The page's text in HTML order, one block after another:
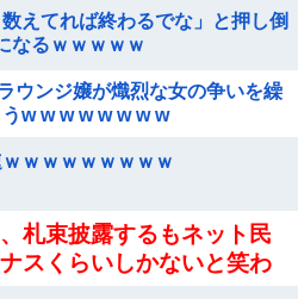
えてれば終わるでな」と押し倒
なるｗｗｗｗｗ
ウンジ嬢が熾烈な女の争いを繰
w w w w w w w w
ｗｗｗｗｗｗｗｗ
札束披露するもネット民
スくらいしかないと笑わ